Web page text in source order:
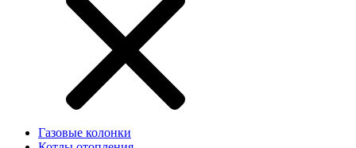
Газовые колонки